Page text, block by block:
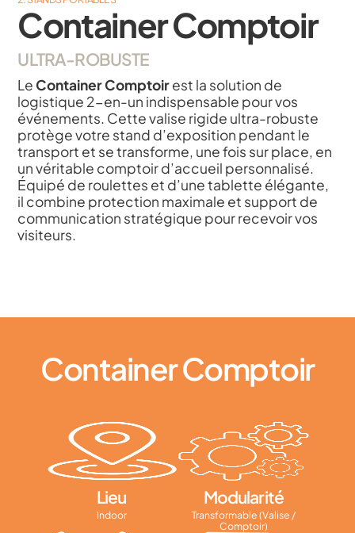
Container Comptoir
ULTRA-ROBUSTE
LeContainer Comptoirest la solution de
logistique 2-en-un indispensable pour vos
événements. Cette valise rigide ultra-robuste
protège votre stand d’exposition pendant le
transport et se transforme, une fois sur place, en
un véritable comptoir d’accueil personnalisé.
Équipé de roulettes et d’une tablette élégante,
il combine protection maximale et support de
communication stratégique pour recevoir vos
visiteurs.
Container Comptoir
Lieu
Indoor
Modularité
Transformable (Valise /
Comptoir)